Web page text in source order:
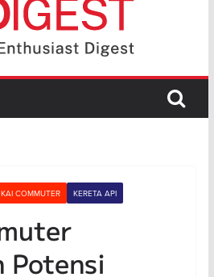
KAI COMMUTER KERETA API
Potensi